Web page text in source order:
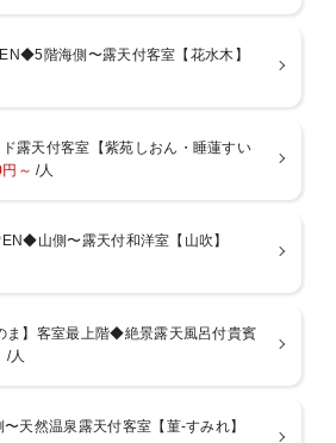
しも行っております。
金山、コンビニなど徒歩10分圏内
り盛り
まる季節の海鮮会席料理をお楽しみくださ
階海側〜露天付客室【花水木】
露天付客室【紫苑しおん・睡蓮すい
～ /人
山側〜露天付和洋室【山吹】
】客室最上階◆絶景露天風呂付貴賓
/人
天然温泉露天付客室【菫-すみれ】